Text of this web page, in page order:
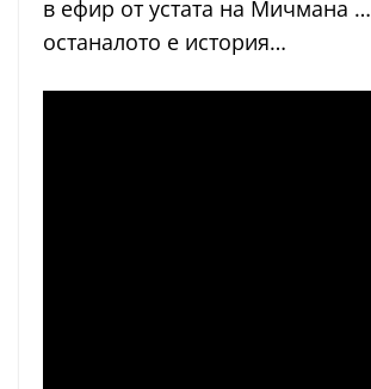
в ефир от устата на Мичмана …
останалото е история…